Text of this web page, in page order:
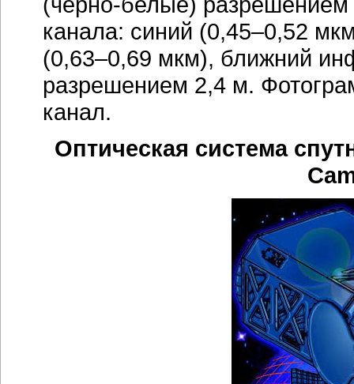
канала: синий (0,45–0,52
(0,63–0,69 мкм), ближний
разрешением 2,4 м.
канал.
Оптическая система